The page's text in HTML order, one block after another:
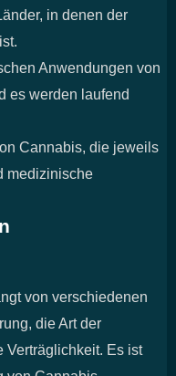
in denen der
Anwendungen von
es werden laufend
Cannabis, die jeweils
medizinische
von verschiedenen
die Art der
Es ist